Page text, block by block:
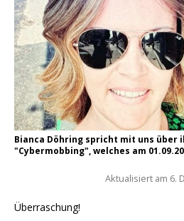
Bianca Döhring spricht mit uns über
"Cybermobbing", welches am
Aktua­li­siert am 6.
Über­ra­schung!